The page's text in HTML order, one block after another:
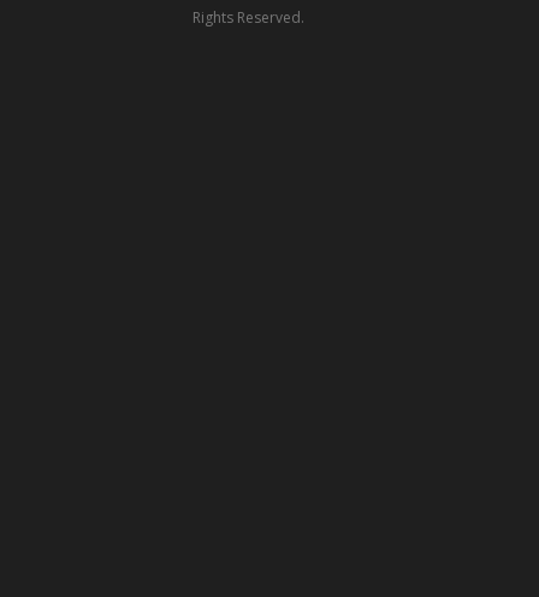
Rights Reserved.